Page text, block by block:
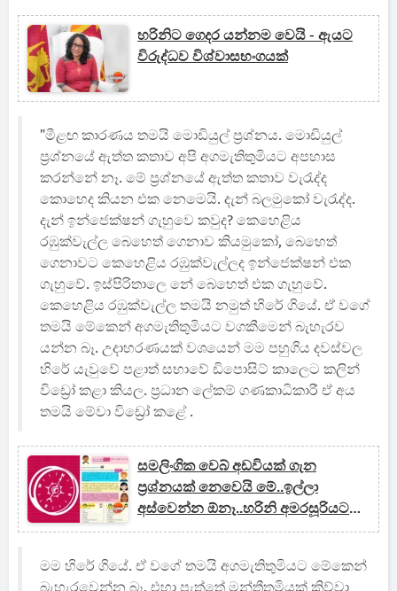
හරිනිට ගෙදර යන්නම වෙයි - ඇයට
විරුද්ධව විශ්වාසභංගයක්
"මීළඟ කාරණය තමයි මොඩියුල් ප්‍රශ්නය. මොඩියුල්
ප්‍රශ්නයේ ඇත්ත කතාව අපි අගමැතිතුමියට අපහාස
කරන්නේ නෑ. මේ ප්‍රශ්නයේ ඇත්ත කතාව වැරැද්ද
කොහෙද කියන එක නෙමෙයි. දැන් බලමුකෝ වැරැද්ද.
දැන් ඉන්ජෙක්ෂන් ගැහුවෙ කවුද? කෙහෙළිය
රඹුක්වැල්ල බෙහෙත් ගෙනාව කියමුකෝ, බෙහෙත්
ගෙනාවට කෙහෙළිය රඹුක්වැල්ලද ඉන්ජෙක්ෂන් එක
ගැහුවේ. ඉස්පිරිතාලෙ නේ බෙහෙත් එක ගැහුවේ.
කෙහෙළිය රඹුක්වැල්ල තමයි නමුත් හිරේ ගියේ. ඒ වගේ
තමයි මේකෙන් අගමැතිතුමියට වගකීමෙන් බැහැරව
යන්න බෑ. උදාහරණයක් වශයෙන් මම පහුගිය දවස්වල
හිරේ යැවුවේ පළාත් සභාවේ ඩිපොසිට් කාලෙට කලින්
විඩ්‍රෝ කළා කියල. ප්‍රධාන ලේකම් ගණකාධිකාරී ඒ අය
තමයි මේවා විඩ්‍රෝ කළේ .
සමලිංගික වෙබ් අඩවියක් ගැන
ප්‍රශ්නයක් නෙවෙයි මේ..ඉල්ලා
අස්වෙන්න ඕනෑ..හරිනි අමරසූරියට
ලිඛිතව දැනුම් දුන්නා - අමිල
මම හිරේ ගියේ. ඒ වගේ තමයි අගමැතිතුමියට මේකෙන්
බැහැරවෙන්න බෑ. එහා පැත්තේ මන්ත්‍රීතුමියක් කිව්වා